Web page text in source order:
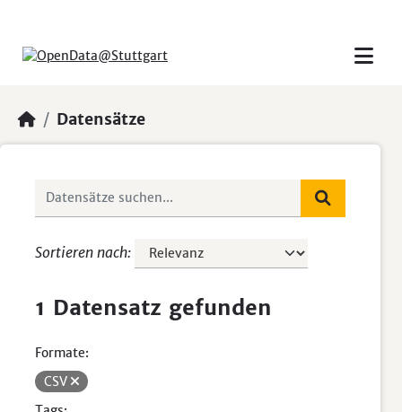
Datensätze
Sortieren nach
1 Datensatz gefunden
Formate:
CSV